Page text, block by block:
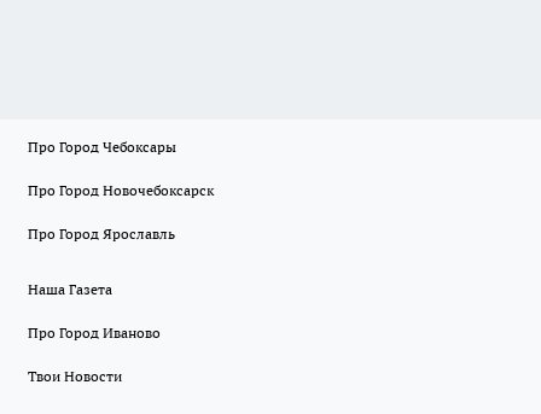
Про Город Чебоксары
Про Город Новочебоксарск
Про Город Ярославль
Наша Газета
Про Город Иваново
Твои Новости